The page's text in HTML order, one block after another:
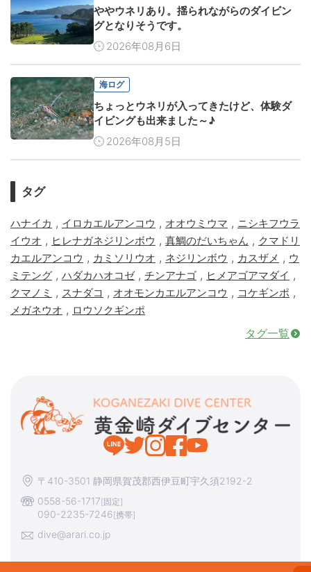
ややウネリあり。揺られながらのダイビン
グとなりそうです。
2026年08月6日
海ログ
ちょっとウネリが入ってきたけど、体験ダ
イビングも出来ました～♪
2026年08月5日
タグ
ハナイカ , イロカエルアンコウ , オオウミウマ , ニシキフウラ
イウオ , ヒレナガネジリンボウ , 真鯛のだいちゃん , クマドリ
カエルアンコウ , カミソリウオ , ネジリンボウ , カスザメ , ウ
ミテング , ハダカハオコゼ, チンアナゴ , ヒメアゴアマダイ ,
クマノミ , スナダコ , オオモンカエルアンコウ , コケギンポ ,
メガネウオ , ロウソクギンポ
タグ一覧
〒410-3501 静岡県賀茂郡西伊豆町宇久須2192-2
0558-56-1717[固定]
090-2235-7246[携帯]
dive@arari.co.jp